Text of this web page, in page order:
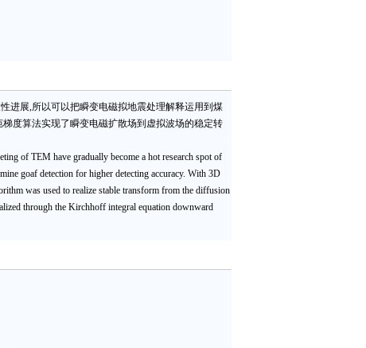
进展,所以可以把瞬变电磁拟地震处理解释运用到煤
度算法实现了瞬变电磁扩散场到虚拟波场的稳定转
of TEM have gradually become a hot research spot of
goaf detection for higher detecting accuracy. With 3D
was used to realize stable transform from the diffusion
through the Kirchhoff integral equation downward